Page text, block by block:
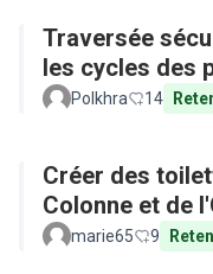
Traversée
les cycles des
Polkhra 14
Créer des
Colonne et de
marie65 9